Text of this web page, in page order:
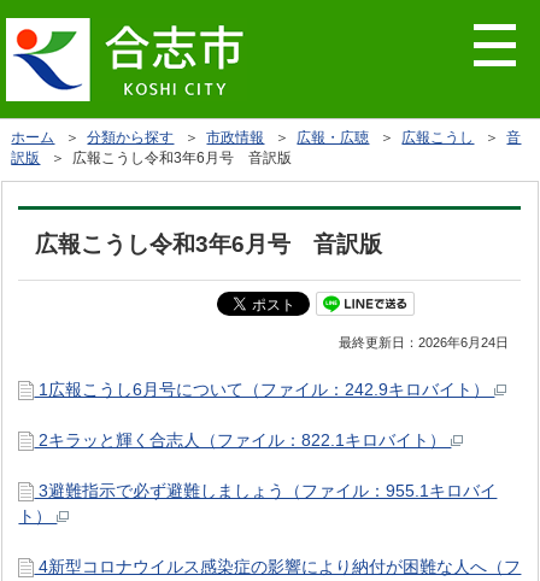
ホーム ＞分類から探す ＞市政情報 ＞ 広報・広聴 ＞ 広報こうし ＞音
訳版
＞ 広報こうし令和3年6月号 音訳版
広報こうし令和3年6月号 音訳版
最終更新日：2026年6月24日
1広報こうし6月号について（ファイル：242.9キロバイト）
2キラッと輝く合志人（ファイル：822.1キロバイト）
3避難指示で必ず避難しましょう（ファイル：955.1キロバイ
ト）
4新型コロナウイルス感染症の影響により納付が困難な人へ（フ